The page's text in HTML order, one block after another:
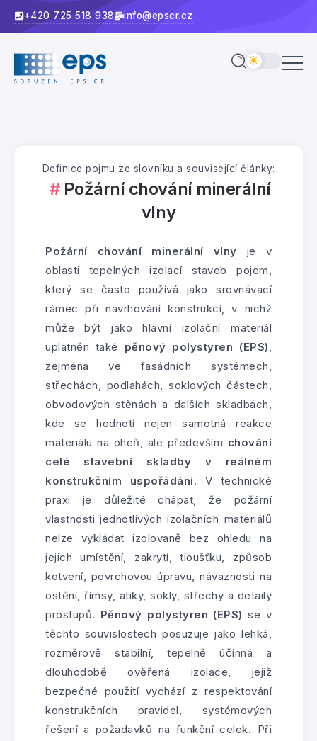
+420 725 518 938 info@epscr.cz
Definice pojmu ze slovníku a související články:
Požární chování minerální
vlny
Požární chování minerální vlny je v
oblasti tepelných izolací staveb pojem,
který se často používá jako srovnávací
rámec při navrhování konstrukcí, v nichž
může být jako hlavní izolační materiál
uplatněn také pěnový polystyren (EPS),
zejména ve fasádních systémech,
střechách, podlahách, soklových částech,
obvodových stěnách a dalších skladbách,
kde se hodnotí nejen samotná reakce
materiálu na oheň, ale především chování
celé stavební skladby v reálném
konstrukčním uspořádání. V technické
praxi je důležité chápat, že požární
vlastnosti jednotlivých izolačních materiálů
nelze vykládat izolovaně bez ohledu na
jejich umístění, zakrytí, tloušťku, způsob
kotvení, povrchovou úpravu, návaznosti na
ostění, římsy, atiky, sokly, střechy a detaily
prostupů. Pěnový polystyren (EPS) se v
těchto souvislostech posuzuje jako lehká,
rozměrově stabilní, tepelně účinná a
dlouhodobě ověřená izolace, jejíž
bezpečné použití vychází z respektování
konstrukčních pravidel, systémových
řešení a požadavků na funkční celek. Při